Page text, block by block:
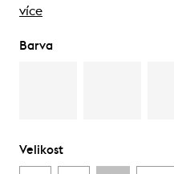
více
Barva
Velikost